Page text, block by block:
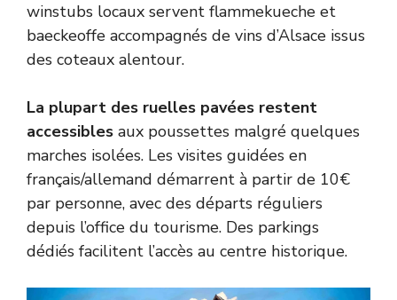
winstubs locaux servent flammekueche et
baeckeoffe accompagnés de vins d’Alsace issus
des coteaux alentour.
La plupart des ruelles pavées restent
accessibles aux poussettes malgré quelques
marches isolées. Les visites guidées en
français/allemand démarrent à partir de 10€
par personne, avec des départs réguliers
depuis l’office du tourisme. Des parkings
dédiés facilitent l’accès au centre historique.